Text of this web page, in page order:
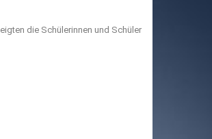
die Schülerinnen und Schüler